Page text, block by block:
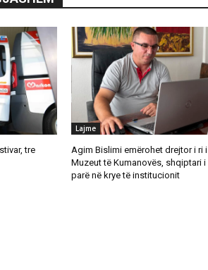
tre
Lajme
Agim Bislimi emërohet drejtor i ri i
Muzeut të Kumanovës, shqiptari i
parë në krye të institucionit